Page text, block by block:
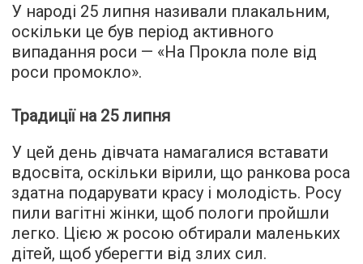
У народі 25 липня називали плакальним,
оскільки це був період активного
випадання роси — «На Прокла поле від
роси промокло».
Традиції на 25 липня
У цей день дівчата намагалися вставати
вдосвіта, оскільки вірили, що ранкова роса
здатна подарувати красу і молодість. Росу
пили вагітні жінки, щоб пологи пройшли
легко. Цією ж росою обтирали маленьких
дітей, щоб уберегти від злих сил.